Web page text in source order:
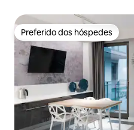
Preferido dos hóspedes
Preferido dos hóspedes